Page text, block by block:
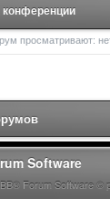
конференции
просматривают:
Software
Forum Software ©